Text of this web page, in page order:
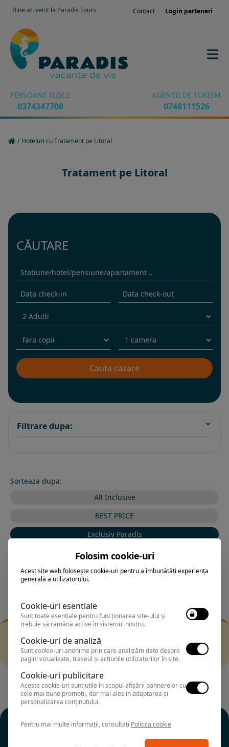
Bine ati venit la Paradis Tours Contact Login parteneri
PERSOANE FIZICE
0374347708
AGENTII DE TURISM
0748111526
/ Hoteluri cu Tratament pe Litoral
Tratament pe Litoral
CĂUTARE
Filtrare dupa:
Sorteaza dupa:
All Inclusive
BEST PRICE
Exclusiv Paradis
Stele 1-5
Stele 5-1
Incearca sa folosesti o cautarea mai generala sau alege
alte fitre.
Folosim cookie-uri
Acest site web folosește cookie-uri pentru a îmbunătăți experiența
generală a utilizatorului.
Cookie-uri esentiale
Sunt toate esențiale pentru funcționarea site-ului și
trebuie să rămână active în sistemul nostru.
Cookie-uri de analiză
Sunt cookie-uri anonime prin care analizăm date despre
pagini vizualizate, traseul și acțiunile utilizatorilor în site.
Cookie-uri publicitare
Aceste cookie-uri sunt utile în scopul afișării bannerelor cu
cele mai bune promoții, dar mai ales în adaptarea și
personalizarea conținutului.
Pentru mai multe informații, consultați Politica cookie